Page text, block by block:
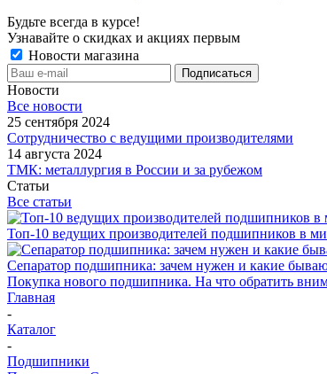
Будьте всегда в курсе!
Узнавайте о скидках и акциях первым
Новости магазина
Новости
Все новости
25 сентября 2024
Сотрудничество с ведущими производителями
14 августа 2024
ТМК: металлургия в России и за рубежом
Статьи
Все статьи
Топ-10 ведущих производителей подшипников в
Сепаратор подшипника: зачем нужен и какие
Покупка нового подшипника. На что обратить
Главная
-
Каталог
-
Подшипники